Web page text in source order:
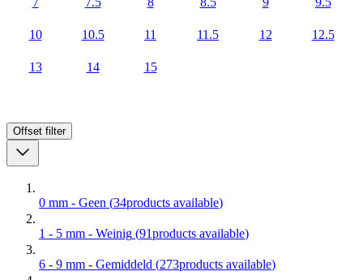
10 10.5 11 11.5 12 12.5
13 14 15
Offset filter
0 mm - Geen (34products available)
1 - 5 mm - Weinig (91products available)
6 - 9 mm - Gemiddeld (273products available)